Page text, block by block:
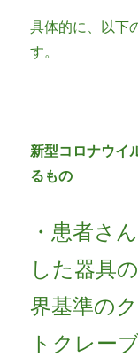
具体的に、以下
す。
新型コロナウイ
るもの
・患者さ
した器具
界基準の
トクレー